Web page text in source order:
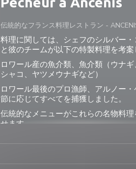
伝統的なフランス料理レストラン -
料理に関しては、シェフのシルバー・
と彼のチームが以下の特製料理を考案
ロワール産の魚介類、魚介類（ウナギ
シャコ、ヤツメウナギなど）
ロワール最後のプロ漁師、アルノー
節に応じてすべてを捕獲しました。
伝統的なメニューがこれらの名物料理
せます
豊富なテーブル、高品質の食材、数